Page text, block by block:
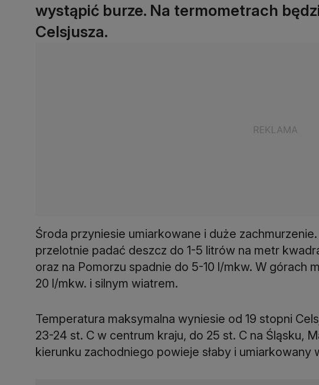
wystąpić burze. Na termometrach
Celsjusza.
Środa przyniesie umiarkowane i duże
przelotnie padać deszcz do 1-5 litrów na metr
oraz na Pomorzu spadnie do 5-10 l/mkw. W górach
20 l/mkw. i silnym wiatrem.
Temperatura maksymalna wyniesie od 19 stopni
23-24 st. C w centrum kraju, do 25 st. C na Śląsku,
kierunku zachodniego powieje słaby i umiarkowany